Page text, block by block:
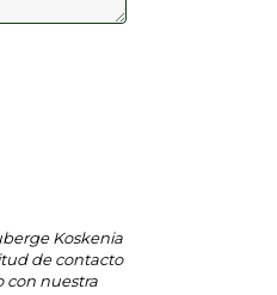
Koskenia
de contacto
con nuestra